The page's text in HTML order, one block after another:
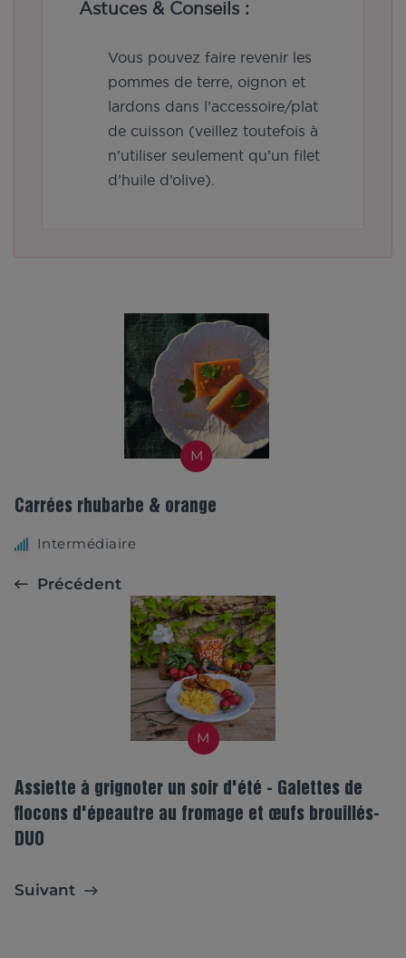
Astuces & Conseils :
Vous pouvez faire revenir les
pommes de terre, oignon et
lardons dans l’accessoire/plat
de cuisson (veillez toutefois à
n’utiliser seulement qu’un filet
d’huile d’olive).
M
Carrées rhubarbe & orange
Intermédiaire
Précédent
M
Assiette à grignoter un soir d'été - Galettes de
flocons d'épeautre au fromage et œufs brouillés-
DUO
Suivant